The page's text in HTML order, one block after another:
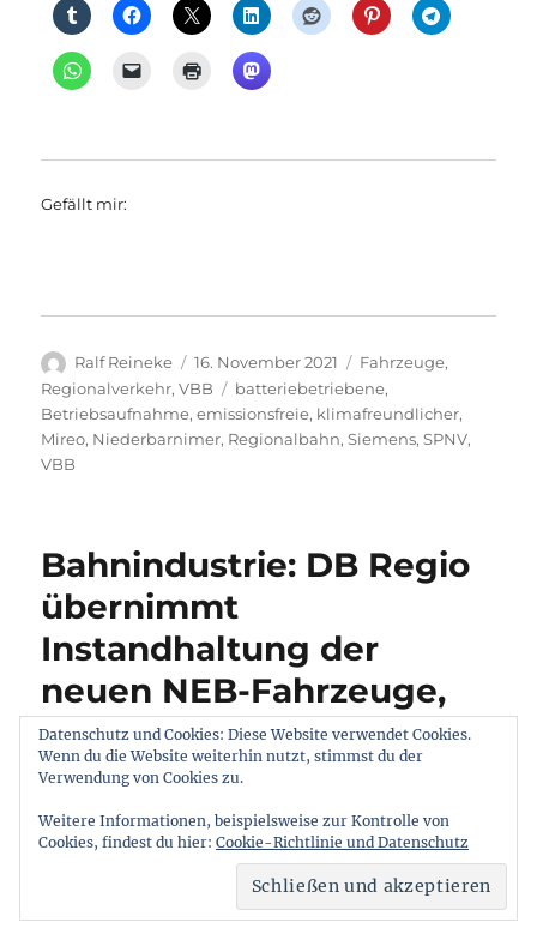
Gefällt mir:
Autor
Ralf Reineke
Veröffentlicht
am
16. November 2021 Kategorien
Fahrzeuge,
Regionalverkehr,VBB Schlagwörter
batteriebetriebene,
Betriebsaufnahme,emissionsfreie, klimafreundlicher,
Mireo, Niederbarnimer, Regionalbahn,Siemens,SPNV,
VBB
Bahnindustrie: DB Regio
übernimmt
Instandhaltung der
neuen NEB-Fahrzeuge,
aus DB
de/aktuell/presseinformationen/DB-Regio-
uebernimmt-Instandhaltung-der-neuen-
NEB-Fahrzeuge-6351456
Datenschutz und Cookies: Diese Website verwendet Cookies.
Wenn du die Website weiterhin nutzt, stimmst du der
Verwendung von Cookies zu.
Weitere Informationen, beispielsweise zur Kontrolle von
Cookies, findest du hier: Cookie-Richtlinie und Datenschutz